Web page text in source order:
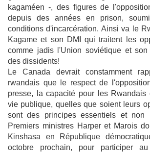
kagaméen -, des figures de
depuis des années en prison,
conditions d'incarcération. Ainsi va le
Kagame et son DMI qui traitent les
comme jadis l'Union soviétique et
des dissidents!
Le Canada devrait constamment
rwandais que le respect de
presse, la capacité pour les
vie publique, quelles que soient leurs
sont des principes essentiels et non
Premiers ministres Harper et Marois
Kinshasa en République
octobre prochain, pour participer